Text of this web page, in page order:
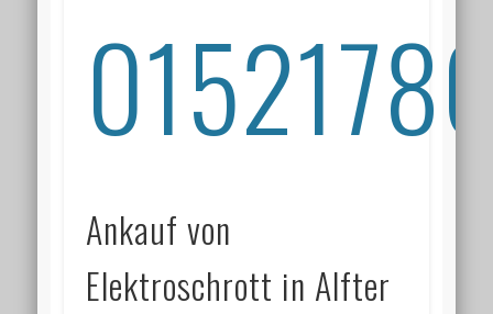
Ankauf von
Elektroschrott in Alfter